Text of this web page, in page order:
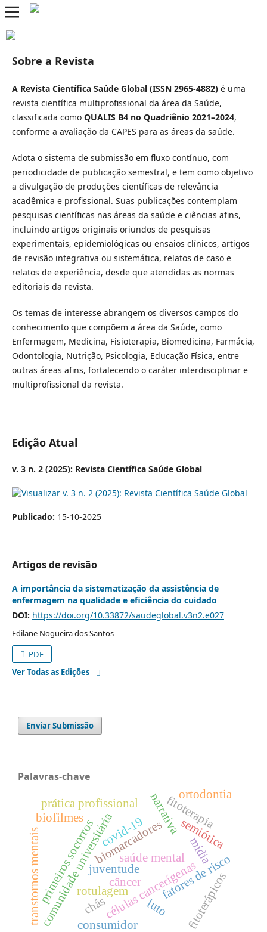
Sobre a Revista
A Revista Científica Saúde Global (ISSN 2965-4882)é uma
revista científica multiprofissional da área da Saúde,
classificada como QUALIS B4 no Quadriênio 2021–2024,
conforme a avaliação da CAPES para as áreas da saúde.
Adota o sistema de submissão em fluxo contínuo, com
periodicidade de publicação semestral, e tem como objetivo
a divulgação de produções científicas de relevância
acadêmica e profissional. Suas publicações contemplam
pesquisas científicas nas áreas da saúde e ciências afins,
incluindo artigos originais oriundos de pesquisas
experimentais, epidemiológicas ou ensaios clínicos, artigos
de revisão integrativa ou sistemática, relatos de caso e
relatos de experiência, desde que atendidas as normas
editoriais da revista.
Os temas de interesse abrangem os diversos campos do
conhecimento que compõem a área da Saúde, como
Enfermagem, Medicina, Fisioterapia, Biomedicina, Farmácia,
Odontologia, Nutrição, Psicologia, Educação Física, entre
outras áreas afins, fortalecendo o caráter interdisciplinar e
multiprofissional da revista.
Edição Atual
v. 3 n. 2 (2025): Revista Científica Saúde Global
Publicado: 15-10-2025
Artigos de revisão
A importância da sistematização da assistência de
enfermagem na qualidade e eficiência do cuidado
DOI: https://doi.org/10.33872/saudeglobal.v3n2.e027
Edilane Nogueira dos Santos
PDF
Ver Todas as Edições
Enviar Submissão
Palavras-chave
células cancerígenas
biomarcadores
câncer
comunidade universitáriacovid-19
fatores de risco
saúde mental
transtornos mentais mídia
juventude
semiótica
narrativa
prática profissional
primeiros socorrosrotulagem
consumidor
chás
fitoterapia
fitoterápicos
biofilmes
luto
ortodontia